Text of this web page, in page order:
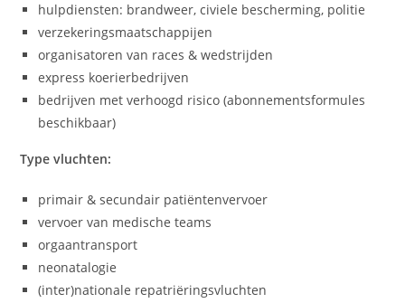
hulpdiensten: brandweer, civiele bescherming, politie
verzekeringsmaatschappijen
organisatoren van races & wedstrijden
express koerierbedrijven
bedrijven met verhoogd risico (abonnementsformules
beschikbaar)
Type vluchten:
primair & secundair patiëntenvervoer
vervoer van medische teams
orgaantransport
neonatalogie
(inter)nationale repatriëringsvluchten